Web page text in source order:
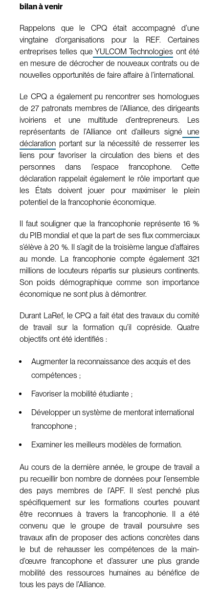
bilan à venir
Rappelons que le CPQ était accompagné d’une
vingtaine d’organisations pour la REF. Certaines
entreprises telles que YULCOM Technologies ont été
en mesure de décrocher de nouveaux contrats ou de
nouvelles opportunités de faire affaire à l’international.
Le CPQ a également pu rencontrer ses homologues
de 27 patronats membres de l’Alliance, des dirigeants
ivoiriens et une multitude d’entrepreneurs. Les
représentants de l’Alliance ont d’ailleurs signé une
déclaration portant sur la nécessité de resserrer les
liens pour favoriser la circulation des biens et des
personnes dans l’espace francophone. Cette
déclaration rappelait également le rôle important que
les États doivent jouer pour maximiser le plein
potentiel de la francophonie économique.
Il faut souligner que la francophonie représente 16 %
du PIB mondial et que la part de ses flux commerciaux
s’élève à 20 %. Il s’agit de la troisième langue d’affaires
au monde. La francophonie compte également 321
millions de locuteurs répartis sur plusieurs continents.
Son poids démographique comme son importance
économique ne sont plus à démontrer.
Durant LaRef, le CPQ a fait état des travaux du comité
de travail sur la formation qu’il copréside. Quatre
objectifs ont été identifiés :
Augmenter la reconnaissance des acquis et des
compétences ;
Favoriser la mobilité étudiante ;
Développer un système de mentorat international
francophone ;
Examiner les meilleurs modèles de formation.
Au cours de la dernière année, le groupe de travail a
pu recueillir bon nombre de données pour l’ensemble
des pays membres de l’APF. Il s’est penché plus
spécifiquement sur les formations courtes pouvant
être reconnues à travers la francophonie. Il a été
convenu que le groupe de travail poursuivre ses
travaux afin de proposer des actions concrètes dans
le but de rehausser les compétences de la main-
d’œuvre francophone et d’assurer une plus grande
mobilité des ressources humaines au bénéfice de
tous les pays de l’Alliance.